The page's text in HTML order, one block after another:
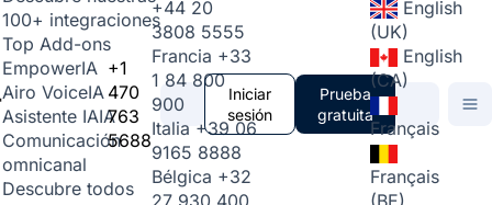
100+ integraciones
Top Add-ons
EmpowerIA
Airo VoiceIA
Asistente IAIA
Comunicación
omnicanal
Descubre todos
+1
470
763
5688
+44 20
3808 5555
Francia +33
1 84 800
900
Italia +39 06
9165 8888
Bélgica +32
27 930 400
Iniciar
sesión
Prueba
gratuita
English
(UK)
English
(CA)
Français
Français
(BE)